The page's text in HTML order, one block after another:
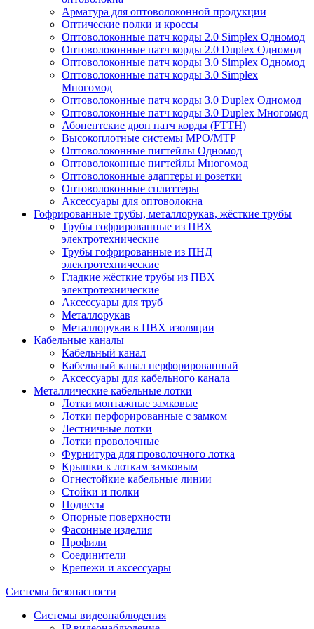
Арматура для оптоволоконной продукции
Оптические полки и кроссы
Оптоволоконные патч корды 2.0 Simplex Одномод
Оптоволоконные патч корды 2.0 Duplex Одномод
Оптоволоконные патч корды 3.0 Simplex Одномод
Оптоволоконные патч корды 3.0 Simplex
Многомод
Оптоволоконные патч корды 3.0 Duplex Одномод
Оптоволоконные патч корды 3.0 Duplex Многомод
Абонентские дроп патч корды (FTTH)
Высокоплотные системы MPO/MTP
Оптоволоконные пигтейлы Одномод
Оптоволоконные пигтейлы Многомод
Оптоволоконные адаптеры и розетки
Оптоволоконные сплиттеры
Аксессуары для оптоволокна
Гофрированные трубы, металлорукав, жёсткие трубы
Трубы гофрированные из ПВХ
электротехнические
Трубы гофрированные из ПНД
электротехнические
Гладкие жёсткие трубы из ПВХ
электротехнические
Аксессуары для труб
Металлорукав
Металлорукав в ПВХ изоляции
Кабельные каналы
Кабельный канал
Кабельный канал перфорированный
Аксессуары для кабельного канала
Металлические кабельные лотки
Лотки монтажные замковые
Лотки перфорированные с замком
Лестничные лотки
Лотки проволочные
Фурнитура для проволочного лотка
Крышки к лоткам замковым
Огнестойкие кабельные линии
Стойки и полки
Подвесы
Опорные поверхности
Фасонные изделия
Профили
Соединители
Крепежи и аксессуары
Системы безопасности
Системы видеонаблюдения